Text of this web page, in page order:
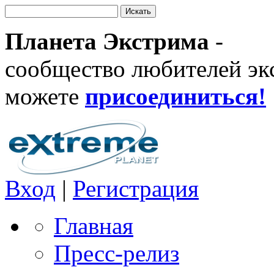
Планета Экстрима -
сообщество любителей
можете присоединиться!
Вход | Регистрация
Главная
Пресс-релиз